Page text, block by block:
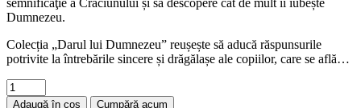
Dumnezeu.
Colecția „Darul lui Dumnezeu” reușește să aducă răspunsurile
potrivite la întrebările sincere și drăgălașe ale copiilor, care se află…
Adaugă în coș
Cumpără acum